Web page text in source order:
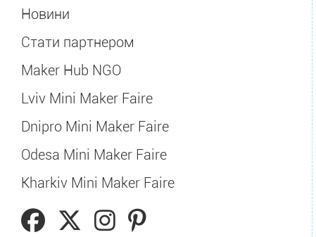
Новини
Стати партнером
Maker Hub NGO
Lviv Mini Maker Faire
Dnipro Mini Maker Faire
Odesa Mini Maker Faire
Kharkiv Mini Maker Faire